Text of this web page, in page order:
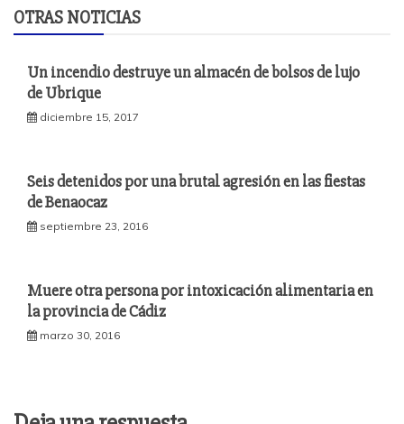
OTRAS NOTICIAS
Un incendio destruye un almacén de bolsos de lujo
de Ubrique
diciembre 15, 2017
Seis detenidos por una brutal agresión en las fiestas
de Benaocaz
septiembre 23, 2016
Muere otra persona por intoxicación alimentaria en
la provincia de Cádiz
marzo 30, 2016